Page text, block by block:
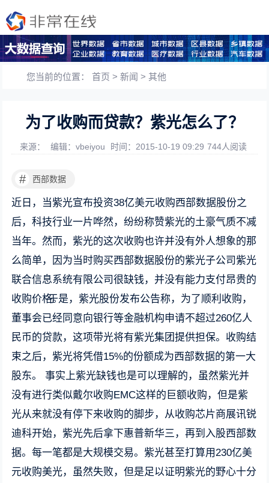
您当前的位置：首页 >新闻 >其他
为了收购而贷款？紫光怎么了？
来源： 编辑：vbeiyou 时间：2015-10-19 09:29 744人阅读
# 西部数据
近日，当紫光宣布投资38亿美元收购西部数据股份之
后，科技行业一片哗然，纷纷称赞紫光的土豪气质不减
当年。然而，紫光的这次收购也许并没有外人想象的那
么简单，因为当时购买西部数据股份的紫光子公司紫光
联合信息系统有限公司很缺钱，并没有能力支付昂贵的
收购价格。于是，紫光股份发布公告称，为了顺利收购，
董事会已经同意向银行等金融机构申请不超过260亿人
民币的贷款，这项带光将有紫光集团提供担保。收购结
束之后，紫光将凭借15%的份额成为西部数据的第一大
股东。 事实上紫光缺钱也是可以理解的，虽然紫光并
没有进行类似戴尔收购EMC这样的巨额收购，但是紫
光从来就没有停下来收购的脚步，从收购芯片商展讯锐
迪科开始，紫光先后拿下惠普新华三，再到入股西部数
据。每一笔都是大规模交易。紫光甚至打算用230亿美
元收购美光，虽然失败，但是足以证明紫光的野心十分